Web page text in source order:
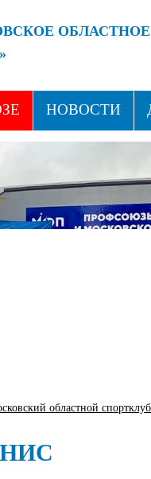
НОВОСТИ
ЗДРАВНИЦЫ
областной спортклуб